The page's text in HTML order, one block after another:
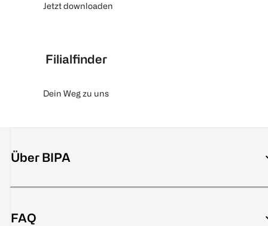
Jetzt downloaden
Filialfinder
Dein Weg zu uns
Über BIPA
FAQ